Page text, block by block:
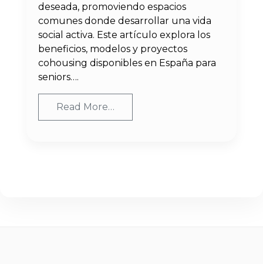
deseada, promoviendo espacios
comunes donde desarrollar una vida
social activa. Este artículo explora los
beneficios, modelos y proyectos
cohousing disponibles en España para
seniors….
Read More…